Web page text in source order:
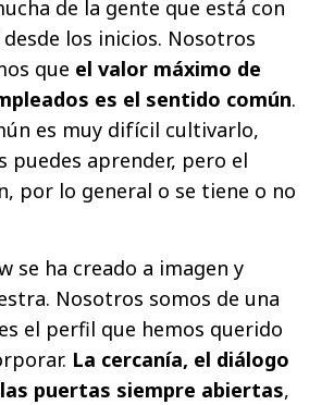
de la gente que está con
los inicios. Nosotros
que el valor máximo de
es el sentido común.
es muy difícil cultivarlo,
puedes aprender, pero el
por lo general o se tiene o no
se ha creado a imagen y
Nosotros somos de una
el perfil que hemos querido
La cercanía, el diálogo
puertas siempre abiertas,